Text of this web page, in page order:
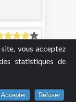
vous acceptez
statistiques de
Accepter Refuser
2019